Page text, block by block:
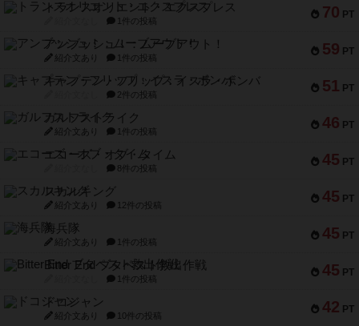
70 PT
トランスオリエント・エクスプレス
1件の投稿
59 PT
アンブッシュ！：ムーブアウト！
紹介文あり 1件の投稿
51 PT
キャプテン・フリップ：イスラ・ボンバ
2件の投稿
46 PT
ガルフストライク
紹介文あり 1件の投稿
45 PT
エコーズ・オブ・タイム
8件の投稿
45 PT
スカルキング
紹介文あり 12件の投稿
45 PT
海兵隊
紹介文あり 1件の投稿
45 PT
Bitter End ブタペスト救出作戦
1件の投稿
42 PT
ドコジャン
紹介文あり 10件の投稿